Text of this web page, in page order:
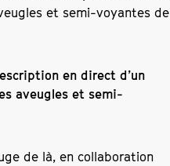
et semi-voyantes de
en direct d’un
aveugles et semi-
de là, en collaboration